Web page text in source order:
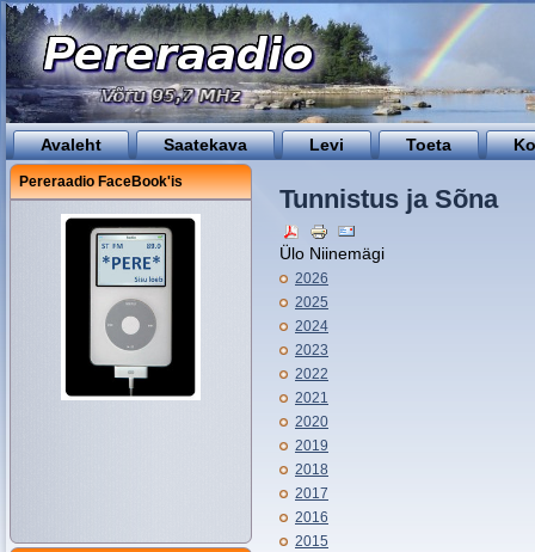
Avaleht Saatekava Levi Toeta
Pereraadio FaceBook'is
Tunnistus ja Sõna
Ülo Niinemägi
2026
2025
2024
2023
2022
2021
2020
2019
2018
2017
2016
2015